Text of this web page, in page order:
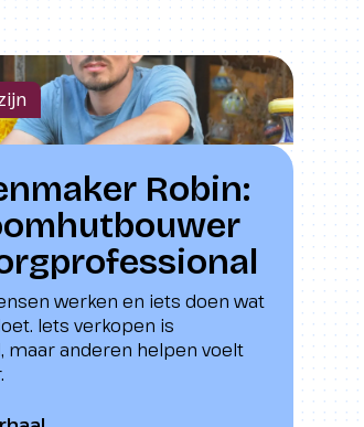
Robin:
werken en iets doen wat
Iets verkopen is
maar anderen helpen voelt